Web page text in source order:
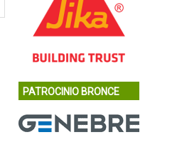
PATROCINIO BRONCE